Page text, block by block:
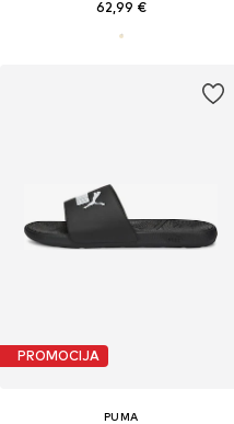
62,99 €
PROMOCIJA
PUMA